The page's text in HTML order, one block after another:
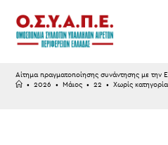
content
Αίτημα πραγματοποίησης συνάντησης με την
• 2026 • Μάιος • 22 • Χωρίς κατηγορία